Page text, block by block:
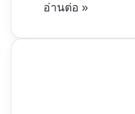
อ่านต่อ »